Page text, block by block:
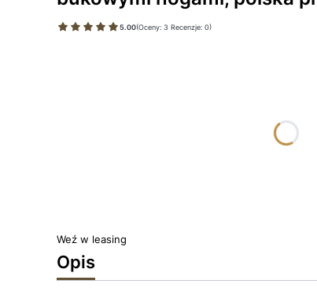
5.00(Oceny: 3 Recenzje: 0)
Weź w leasing
Opis